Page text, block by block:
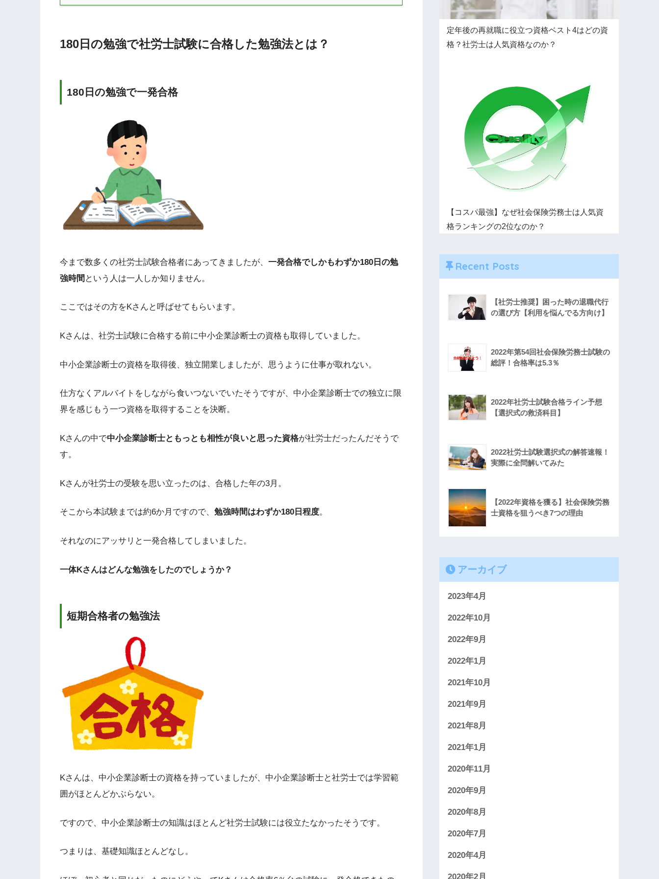
180日の勉強で社労士試験に合格した勉強法とは？
180日の勉強で一発合格
今まで数多くの社労士試験合格者にあってきましたが、 一発合格でしかもわずか180日の勉
強時間 という人は一人しか知りません。
ここではその方をKさんと呼ばせてもらいます。
Kさんは、社労士試験に合格する前に中小企業診断士の資格も取得していました。
中小企業診断士の資格を取得後、独立開業しましたが、思うように仕事が取れない。
仕方なくアルバイトをしながら食いつないでいたそうですが、中小企業診断士での独立に限
界を感じもう一つ資格を取得することを決断。
Kさんの中で中小企業診断士ともっとも相性が良いと思った資格が社労士だったんだそうで
す。
Kさんが社労士の受験を思い立ったのは、合格した年の3月。
そこから本試験までは約6か月ですので、 勉強時間はわずか180日程度。
それなのにアッサリと一発合格してしまいました。
一体Kさんはどんな勉強をしたのでしょうか？
短期合格者の勉強法
Kさんは、中小企業診断士の資格を持っていましたが、中小企業診断士と社労士では学習範
囲がほとんどかぶらない。
ですので、中小企業診断士の知識はほとんど社労士試験には役立たなかったそうです。
つまりは、基礎知識ほとんどなし。
定年後の再就職に役立つ資格ベスト4はどの資
格？社労士は人気資格なのか？
【コスパ最強】なぜ社会保険労務士は人気資
格ランキングの2位なのか？
Recent Posts
【社労士推奨】困った時の退職代行
の選び方【利用を悩んでる方向け】
2022年第54回社会保険労務士試験の
総評！合格率は5.3％
2022年社労士試験合格ライン予想
【選択式の救済科目】
2022社労士試験選択式の解答速報！
実際に全問解いてみた
【2022年資格を獲る】社会保険労務
士資格を狙うべき7つの理由
アーカイブ
2023年4月
2022年10月
2022年9月
2022年1月
2021年10月
2021年9月
2021年8月
2021年1月
2020年11月
2020年9月
2020年8月
2020年7月
2020年4月
2020年2月